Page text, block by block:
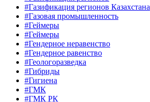
#Газификация регионов Казахстана
#Газовая промышленность
#Геймеры
#Геймеры
#Гендерное неравенство
#Гендерное равенство
#Геологоразведка
#Гибриды
#Гигиена
#ГМК
#ГМК РК